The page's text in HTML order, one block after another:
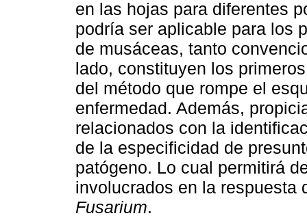
en las hojas para diferentes
podría ser aplicable para los
de musáceas, tanto
lado, constituyen los
del método que rompe el
enfermedad. Además,
relacionados con la
de la especificidad de
patógeno. Lo cual permitirá
involucrados en la respuesta
Fusarium.